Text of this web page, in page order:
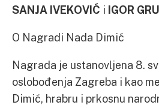
SANJA IVEKOVIĆ i IGOR
O Nagradi Nada Dimić
Nagrada je ustanovljena 8.
oslobođenja Zagreba i kao
Dimić, hrabru i prkosnu